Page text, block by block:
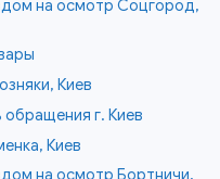
на осмотр Соцгород,
Киев
г. Киев
Киев
на осмотр Бортничи,